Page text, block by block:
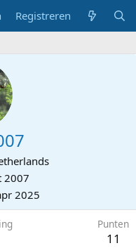
Registreren
2007
2025
Punten
11